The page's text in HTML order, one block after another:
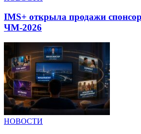
IMS+ открыла продажи
ЧМ-2026
НОВОСТИ